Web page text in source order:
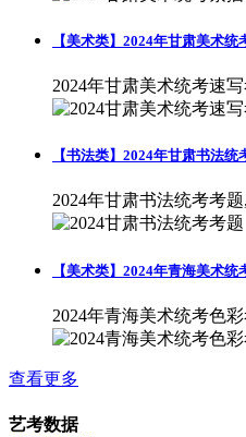
【美术类】2024年甘肃美术统
2024年甘肃美术统考速
【书法类】2024年甘肃书法统
2024年甘肃书法统考考
【美术类】2024年青海美术统
2024年青海美术统考色
查看更多
艺考数据